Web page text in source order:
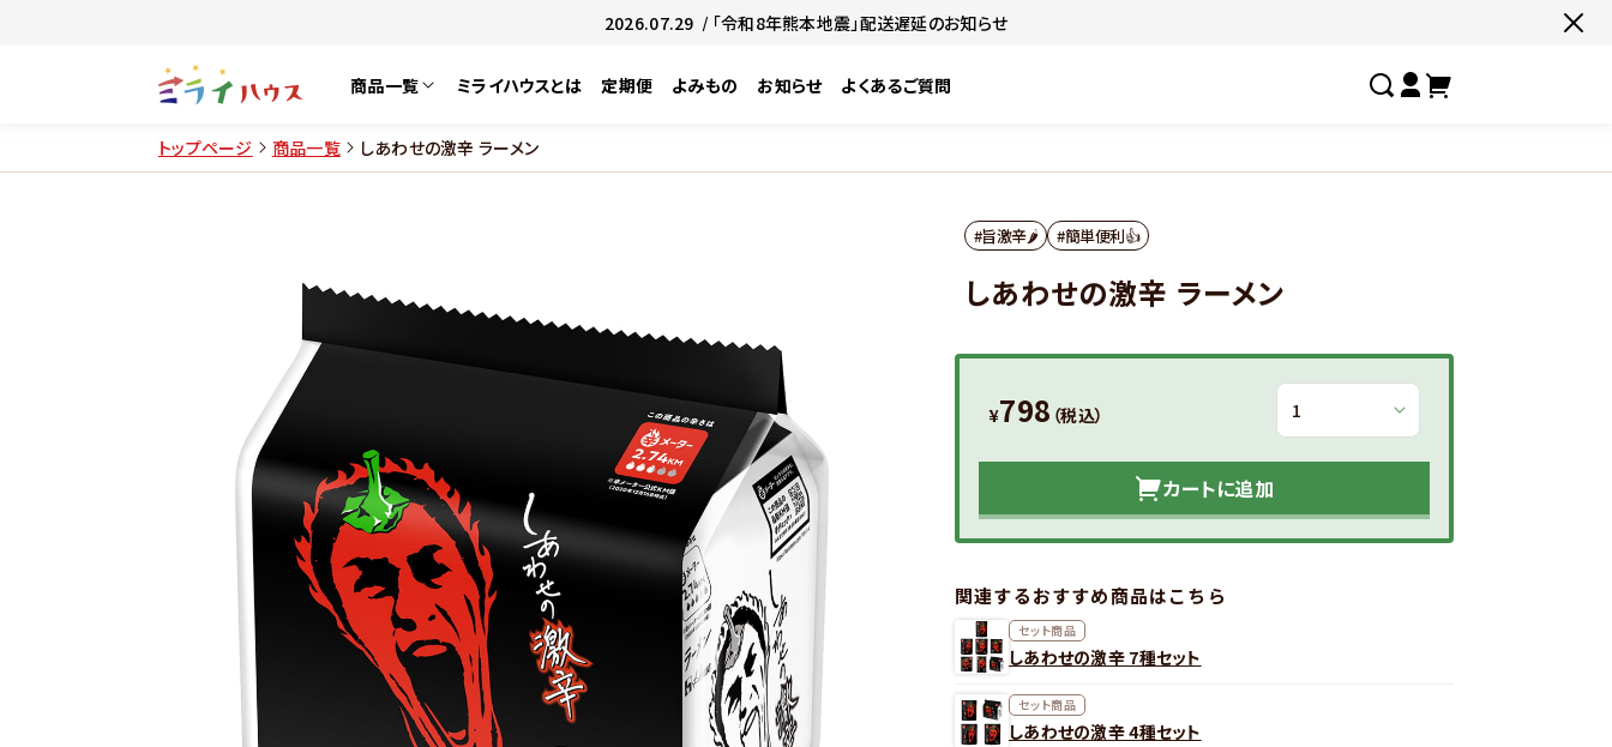
2026.07.29 / 「令和8年熊本地震」配送遅延のお知らせ
商品一覧
しあわせの激辛
選ばれし人気店
ミライハウスとは 定期便 よみもの お知らせ よくあるご質問
トップページ 商品一覧 しあわせの激辛 ラーメン
#旨激辛🌶 #簡単便利👍
しあわせの激辛 ラーメン
¥798 （税込）
カートに追加
関連するおすすめ商品はこちら
セット商品
しあわせの激辛 7種セット
セット商品
しあわせの激辛 4種セット